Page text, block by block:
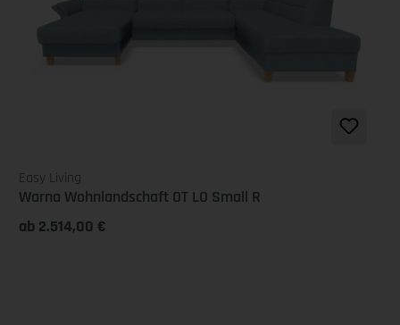
Easy Living
Warna Wohnlandschaft OT LO Small R
ab 2.514,00 €